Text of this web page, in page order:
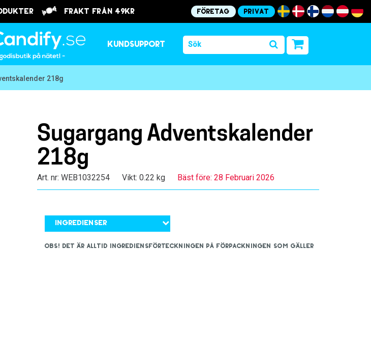
frakt från 49kr Företag Privat
Kundsupport
218g
Sugargang Adventskalender
218g
Art. nr: WEB1032254 Vikt: 0.22 kg Bäst före: 28 Februari 2026
Ingredienser
OBS! Det är alltid ingrediensförteckningen på förpackningen som gäller